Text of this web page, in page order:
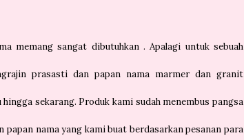
memang sangat dibutuhkan . Apalagi untuk sebuah
prasasti dan papan nama marmer dan granit
sekarang. Produk kami sudah menembus pangsa
nama yang kami buat berdasarkan pesanan para